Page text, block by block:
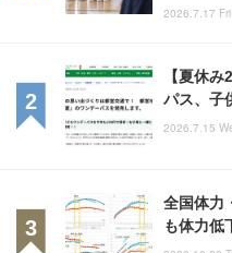
2026.7.17
【夏休
パス、子
2026.7.15
全国体力
も体力低